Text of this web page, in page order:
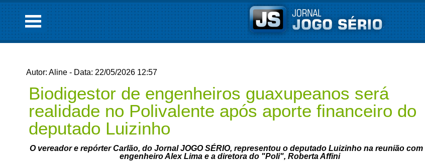
Autor: Aline - Data: 22/05/2026 12:57
Biodigestor de engenheiros guaxupeanos será
realidade no Polivalente após aporte financeiro do
deputado Luizinho
O vereador e repórter Carlão, do Jornal JOGO SÉRIO, representou o deputado Luizinho na reunião com
engenheiro Alex Lima e a diretora do "Poli", Roberta Affini